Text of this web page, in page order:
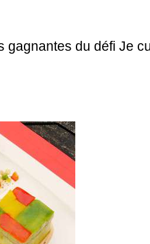
gagnantes du défi Je